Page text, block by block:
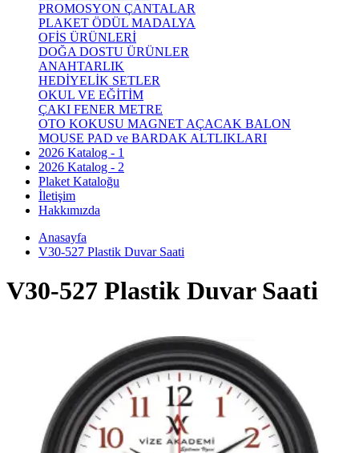
PROMOSYON ÇANTALAR
PLAKET ÖDÜL MADALYA
OFİS ÜRÜNLERİ
DOĞA DOSTU ÜRÜNLER
ANAHTARLIK
HEDİYELİK SETLER
OKUL VE EĞİTİM
ÇAKI FENER METRE
OTO KOKUSU MAGNET AÇACAK BALON
MOUSE PAD ve BARDAK ALTLIKLARI
2026 Katalog - 1
2026 Katalog - 2
Plaket Kataloğu
İletişim
Hakkımızda
Anasayfa
V30-527 Plastik Duvar Saati
V30-527 Plastik Duvar Saati